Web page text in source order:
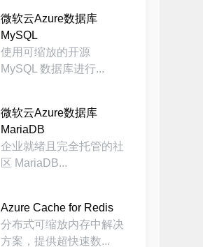
微软云Azure数据库
MySQL
使用可缩放的开源
MySQL 数据库进行...
微软云Azure数据库
MariaDB
企业就绪且完全托管的社
区 MariaDB...
Azure Cache for Redis
分布式可缩放内存中解决
方案，提供超快速数...